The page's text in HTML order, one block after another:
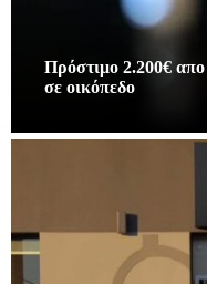
Πρόστιμο 2.200€
σε οικόπεδο